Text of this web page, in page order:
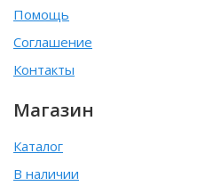
Помощь
Соглашение
Контакты
Магазин
Каталог
В наличии